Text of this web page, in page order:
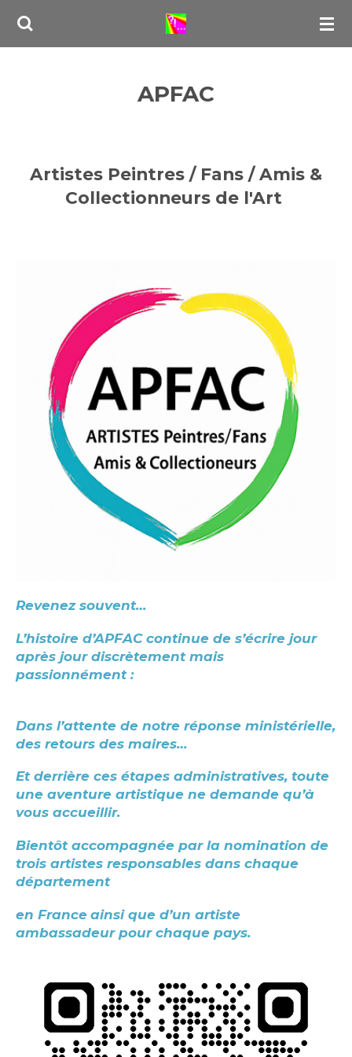
Passer
APFAC
Artistes Peintres / Fans / Amis &
Collectionneurs de l'Art
Revenez souvent…
L’histoire d’APFAC continue de s’écrire jour
après jour discrètement mais
passionnément :
Dans l’attente de notre réponse ministérielle,
des retours des maires…
Et derrière ces étapes administratives, toute
une aventure artistique ne demande qu’à
vous accueillir.
Bientôt accompagnée par la nomination de
trois artistes responsables dans chaque
département
en France ainsi que d’un artiste
ambassadeur pour chaque pays.